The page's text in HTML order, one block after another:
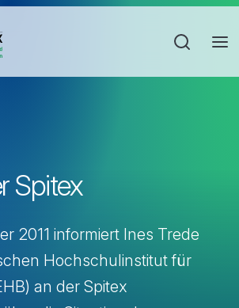
Spitex
2011 informiert Ines Trede
Hochschulinstitut für
an der Spitex